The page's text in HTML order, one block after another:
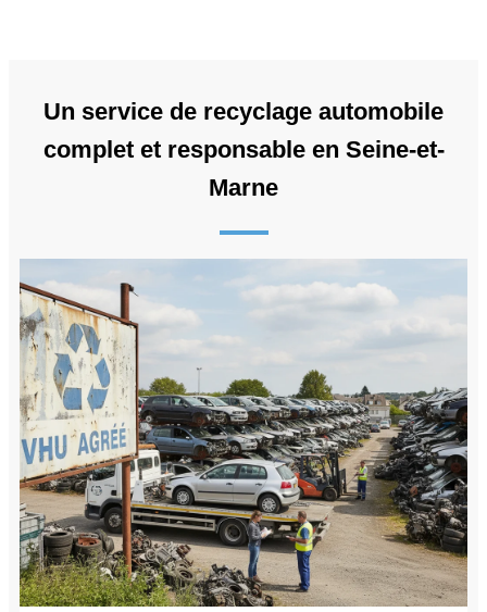
Un service de recyclage automobile
complet et responsable en Seine-et-
Marne